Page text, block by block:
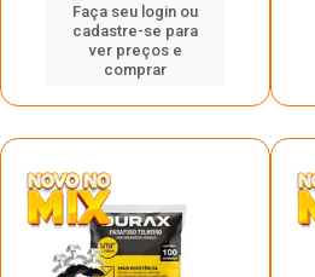
Faça seu login ou
cadastre-se para
ver preços e
comprar